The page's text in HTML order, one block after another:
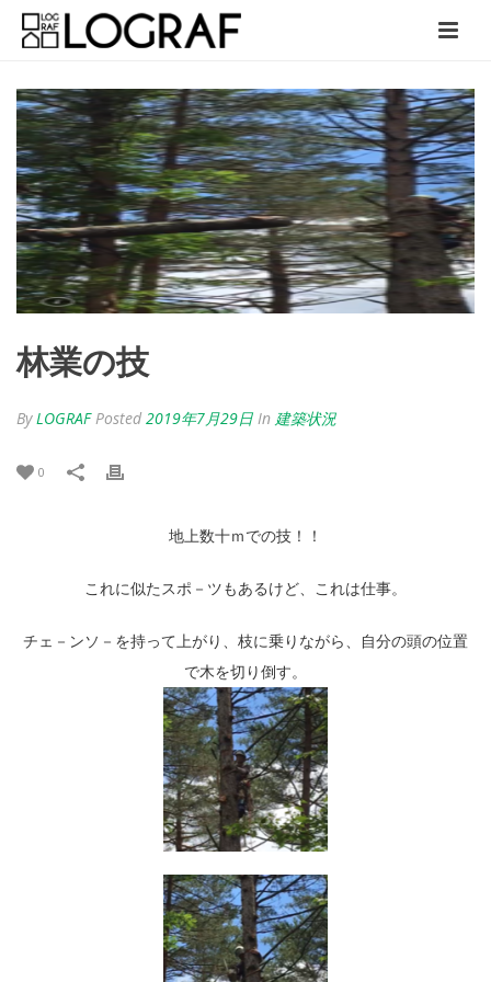
林業の技
ByLOGRAF Posted 2019年7月29日 In 建築状況
0
地上数十ｍでの技！！
これに似たスポ－ツもあるけど、これは仕事。
チェ－ンソ－を持って上がり、枝に乗りながら、自分の頭の位置
で木を切り倒す。